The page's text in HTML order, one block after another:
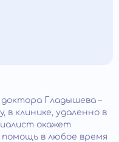
Гладышева –
в клинике, удаленно в
окажет
в любое время